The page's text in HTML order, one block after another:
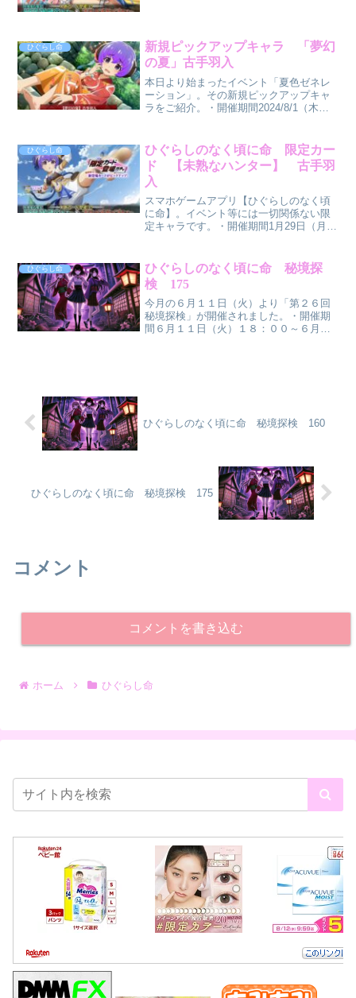
昼 タイプ：前衛第...
ひぐらし命
新規ピックアップキャラ 「夢幻
の夏」古手羽入
本日より始まったイベント「夏色ゼネレ
ーション」。その新規ピックアップキャ
ラをご紹介。・開催期間2024/8/1（木）
衛 攻撃属性：特では見ていきましょ
う...
ひぐらし命
ひぐらしのなく頃に命 限定カー
ド 【未熟なハンター】 古手羽
入
スマホゲームアプリ【ひぐらしのなく頃
に命】。イベント等には一切関係ない限
定キャラです。・開催期間1月29日（月）
AS1で防御力と打耐性をダウンさせる。
さらにAS...
ひぐらし命
ひぐらしのなく頃に命 秘境探
検 175
今月の６月１１日（火）より「第２６回
秘境探検」が開催されました。・開催期
間６月１１日（火）１８：００～６月１
ひぐらしのなく頃に命 秘境探検 160
ひぐらしのなく頃に命 秘境探検 175
コメント
コメントを書き込む
ホーム ひぐらし命